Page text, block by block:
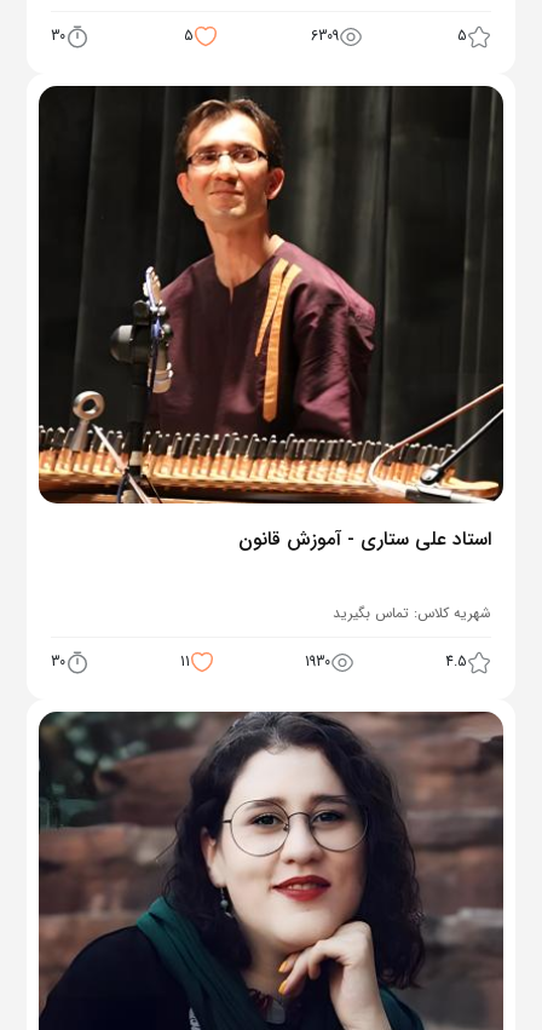
5
6309
5
30
استاد علی ستاری - آموزش قانون
شهریه کلاس: تماس بگیرید
4.5
1930
11
30